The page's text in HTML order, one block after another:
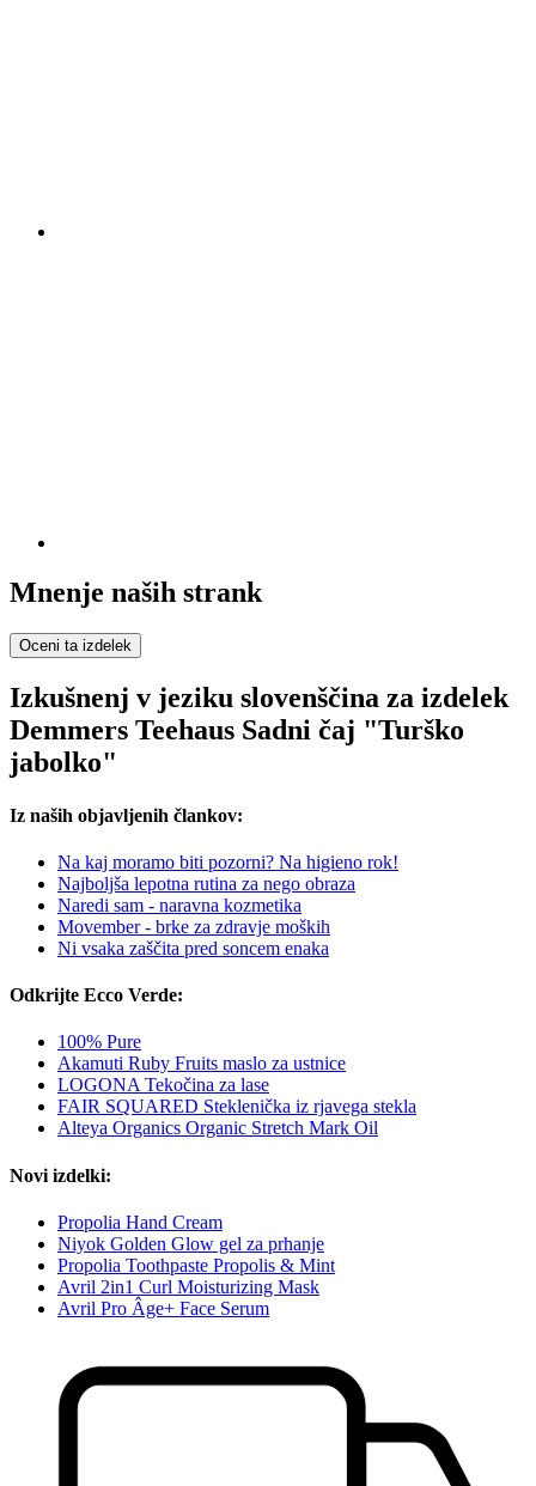
Mnenje naših strank
Oceni ta izdelek
Izkušnenj v jeziku slovenščina za izdelek
Demmers Teehaus Sadni čaj "Turško
jabolko"
Iz naših objavljenih člankov:
Na kaj moramo biti pozorni? Na higieno rok!
Najboljša lepotna rutina za nego obraza
Naredi sam - naravna kozmetika
Movember - brke za zdravje moških
Ni vsaka zaščita pred soncem enaka
Odkrijte Ecco Verde:
100% Pure
Akamuti Ruby Fruits maslo za ustnice
LOGONA Tekočina za lase
FAIR SQUARED Steklenička iz rjavega stekla
Alteya Organics Organic Stretch Mark Oil
Novi izdelki:
Propolia Hand Cream
Niyok Golden Glow gel za prhanje
Propolia Toothpaste Propolis & Mint
Avril 2in1 Curl Moisturizing Mask
Avril Pro Âge+ Face Serum